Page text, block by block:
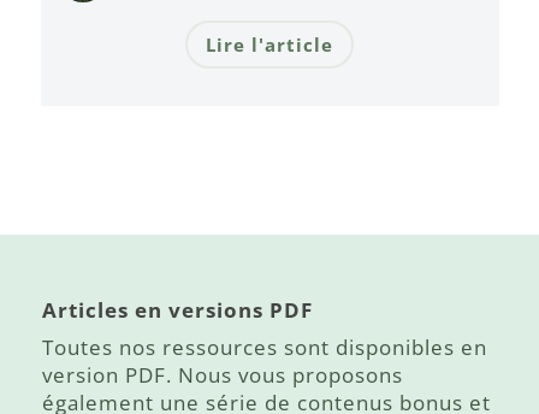
Lire l'article
Articles en versions PDF
Toutes nos ressources sont disponibles en
version PDF. Nous vous proposons
également une série de contenus bonus et